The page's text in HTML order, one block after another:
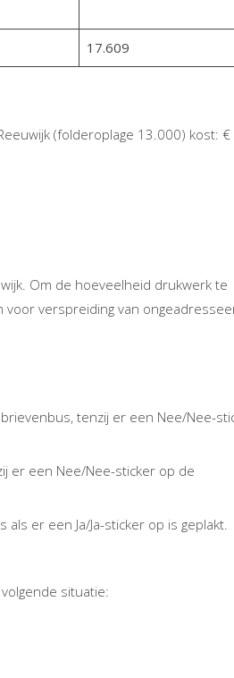
17.609
(folderoplage 13.000) kost: €
Om de hoeveelheid drukwerk te
verspreiding van
tenzij er een Nee/Nee-
er een Nee/Nee-sticker op de
er een Ja/Ja-sticker op is geplakt.
situatie: